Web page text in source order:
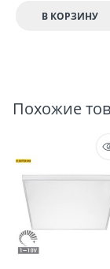
В КОРЗИНУ
Похожие